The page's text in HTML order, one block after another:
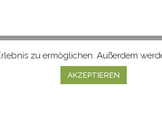
zu ermöglichen. Außerdem
AKZEPTIEREN